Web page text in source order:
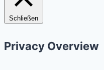
Schließen
Privacy Overview